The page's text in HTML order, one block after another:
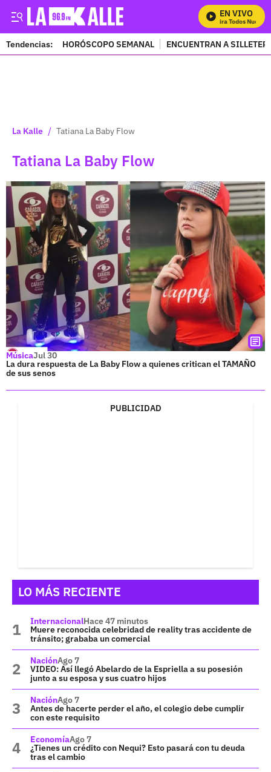
EN VIVO
Mira Todos
Tendencias: HORÓSCOPO SEMANAL ENCUENTRAN A
La Kalle / Tatiana La Baby Flow
Tatiana La Baby Flow
MúsicaJul 30
La dura respuesta de La Baby Flow a quienes critican el TAMAÑO
de sus senos
PUBLICIDAD
LO MÁS RECIENTE
InternacionalHace 47 minutos
Muere reconocida celebridad de reality tras accidente de
tránsito; grababa un comercial
NaciónAgo 7
VIDEO: Así llegó Abelardo de la Espriella a su posesión
junto a su esposa y sus cuatro hijos
NaciónAgo 7
Antes de hacerte perder el año, el colegio debe cumplir
con este requisito
EconomíaAgo 7
¿Tienes un crédito con Nequi? Esto pasará con tu deuda
tras el cambio